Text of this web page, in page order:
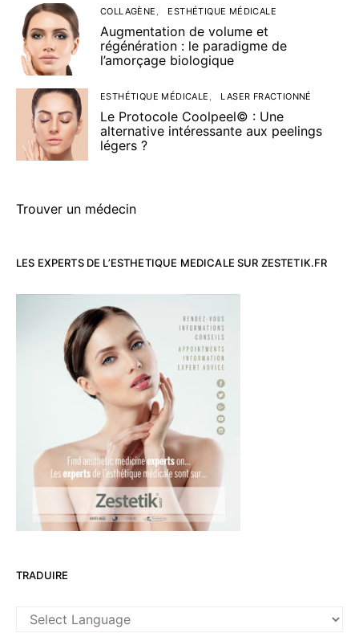
COLLAGÈNE ESTHÉTIQUE MÉDICALE
Augmentation de volume et
régénération : le paradigme de
l’amorçage biologique
ESTHÉTIQUE MÉDICALE LASER FRACTIONNÉ
Le Protocole Coolpeel© : Une
alternative intéressante aux peelings
légers ?
Trouver un médecin
LES EXPERTS DE L’ESTHETIQUE MEDICALE SUR ZESTETIK.FR
TRADUIRE